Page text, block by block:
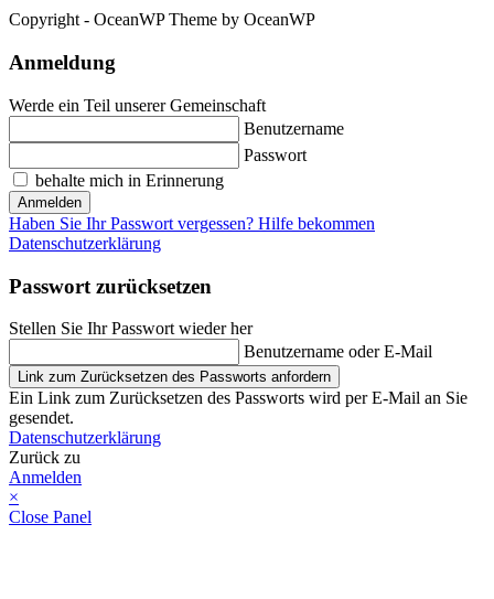
Copyright - OceanWP Theme by OceanWP
Anmeldung
Werde ein Teil unserer Gemeinschaft
Benutzername
Passwort
behalte mich in Erinnerung
Anmelden
Haben Sie Ihr Passwort vergessen? Hilfe bekommen
Datenschutzerklärung
Passwort zurücksetzen
Stellen Sie Ihr Passwort wieder her
Benutzername oder E-Mail
Link zum Zurücksetzen des Passworts anfordern
Ein Link zum Zurücksetzen des Passworts wird per E-Mail an Sie
gesendet.
Datenschutzerklärung
Zurück zu
Anmelden
×
Close Panel